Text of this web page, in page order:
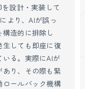
設計・実装して
より、AIが誤っ
造的に排除し
しても即座に復
る。実際にAIが
り、その際も緊
ロールバック機構